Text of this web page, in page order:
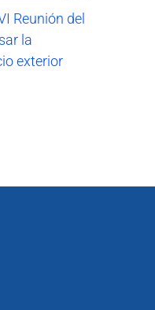
Reunión del
la
exterior